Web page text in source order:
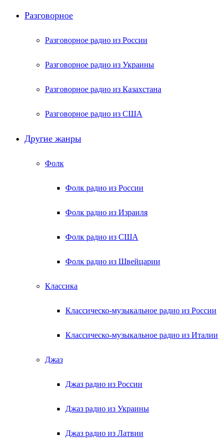
Разговорное
Разговорное радио из России
Разговорное радио из Украины
Разговорное радио из Казахстана
Разговорное радио из США
Другие жанры
Фолк
Фолк радио из России
Фолк радио из Израиля
Фолк радио из США
Фолк радио из Швейцарии
Классика
Классическо-музыкальное радио из России
Классическо-музыкальное радио из Италии
Джаз
Джаз радио из России
Джаз радио из Украины
Джаз радио из Латвии